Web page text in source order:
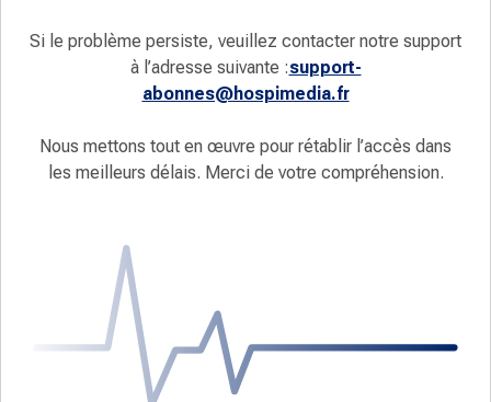
Si le problème persiste, veuillez contacter notre support
à l’adresse suivante :support-
abonnes@hospimedia.fr
Nous mettons tout en œuvre pour rétablir l’accès dans
les meilleurs délais. Merci de votre compréhension.